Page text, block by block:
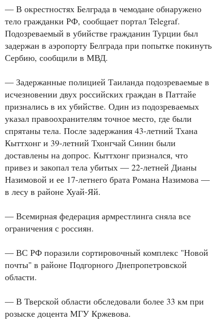
— В окрестностях Белграда в чемодане обнаружено
тело гражданки РФ, сообщает портал Telegraf.
Подозреваемый в убийстве гражданин Турции был
задержан в аэропорту Белграда при попытке покинуть
Сербию, сообщили в МВД.
— Задержанные полицией Таиланда подозреваемые в
исчезновении двух российских граждан в Паттайе
признались в их убийстве. Один из подозреваемых
указал правоохранителям точное место, где были
спрятаны тела. После задержания 43-летний Тхана
Кыттхонг и 39-летний Тхонгчай Синин были
доставлены на допрос. Кыттхонг признался, что
привез и закопал тела убитых — 22-летней Дианы
Назимовой и ее 17-летнего брата Романа Назимова —
в лесу в районе Хуай-Яй.
— Всемирная федерация армрестлинга сняла все
ограничения с россиян.
— ВС РФ поразили сортировочный комплекс "Новой
почты" в районе Подгорного Днепропетровской
области.
— В Тверской области обследовали более 33 км при
розыске доцента МГУ Кржевова.